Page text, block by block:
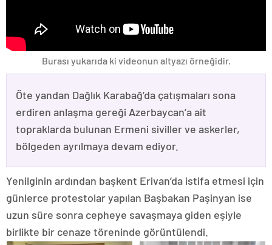
Burası yukarıda ki videonun altyazı örneğidir.
Öte yandan Dağlık Karabağ’da çatışmaları sona
erdiren anlaşma gereği Azerbaycan’a ait
topraklarda bulunan Ermeni siviller ve askerler,
bölgeden ayrılmaya devam ediyor.
Yenilginin ardından başkent Erivan’da istifa etmesi için
günlerce protestolar yapılan Başbakan Paşinyan ise
uzun süre sonra cepheye savaşmaya giden eşiyle
birlikte bir cenaze töreninde görüntülendi.